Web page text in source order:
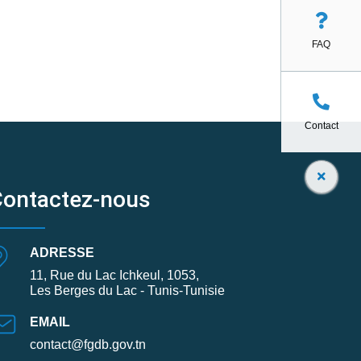
FAQ
Contact
nous
ADRESSE
11, Rue du Lac Ichkeul, 1053,
Les Berges du Lac - Tunis-Tunisie
EMAIL
contact@fgdb.gov.tn